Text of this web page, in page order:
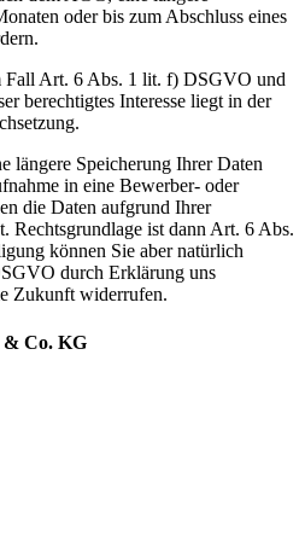
oder bis zum Abschluss eines
Fall Art. 6 Abs. 1 lit. f) DSGVO und
berechtigtes Interesse liegt in der
längere Speicherung Ihrer Daten
in eine Bewerber- oder
die Daten aufgrund Ihrer
Rechtsgrundlage ist dann Art. 6 Abs.
können Sie aber natürlich
durch Erklärung uns
Zukunft widerrufen.
& Co. KG